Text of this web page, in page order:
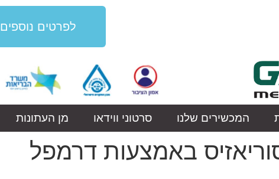
לפרטים נוספים
המכשירים שלנו סרטוני ווידאו מן העתונות
באמצעות דרמפל